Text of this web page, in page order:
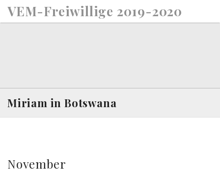
o
VEM-Freiwillige 2019-2020
Miriam in Botswana
November